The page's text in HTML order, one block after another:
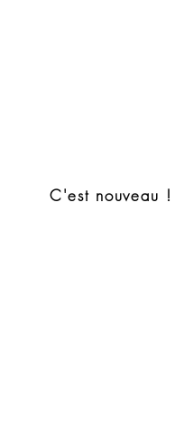
C'est nouveau !